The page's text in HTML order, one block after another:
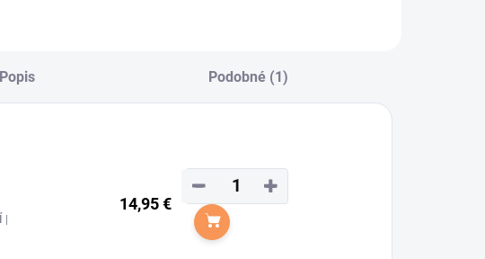
Popis Podobné (1)
14,95 €
+
−
Do košíka